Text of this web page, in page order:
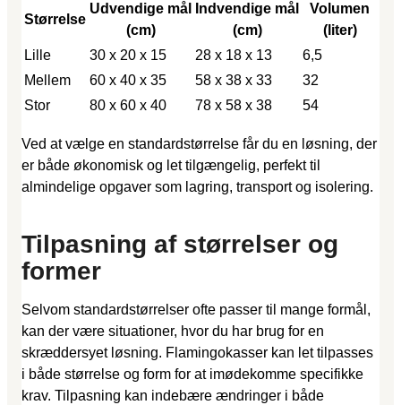
Størrelse
Udvendige mål
(cm)
Indvendige mål
(cm)
Volumen
(liter)
Lille
30 x 20 x 15 28 x 18 x 13
6,5
Mellem
60 x 40 x 35 58 x 38 x 33
32
Stor
80 x 60 x 40 78 x 58 x 38 54
Ved at vælge en standardstørrelse får du en løsning, der
er både økonomisk og let tilgængelig, perfekt til
almindelige opgaver som lagring, transport og isolering.
Tilpasning af størrelser og
former
Selvom standardstørrelser ofte passer til mange formål,
kan der være situationer, hvor du har brug for en
skræddersyet løsning. Flamingokasser kan let tilpasses
i både størrelse og form for at imødekomme specifikke
krav. Tilpasning kan indebære ændringer i både